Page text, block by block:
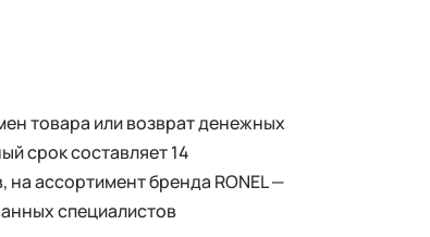
товара или возврат денежных
срок составляет 14
ассортимент бренда RONEL —
специалистов